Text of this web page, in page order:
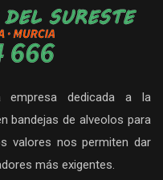
empresa dedicada a la
bandejas de alveolos para
valores nos permiten dar
más exigentes.